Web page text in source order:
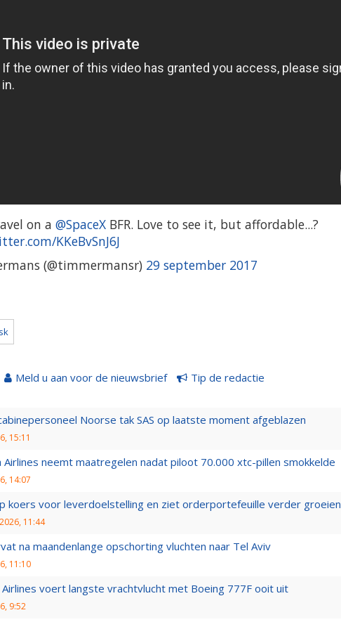
on a @SpaceX BFR. Love to see it, but affordable...?
KKeBvSnJ6J
(@timmermansr) 29 september 2017
Meld u aan voor de nieuwsbrief Tip de redactie
Noorse tak SAS op laatste moment afgeblazen
15:11
Airlines neemt maatregelen nadat piloot 70.000 xtc-pillen smokkelde
14:07
koers voor leverdoelstelling en ziet orderportefeuille verder groeien
11:44
na maandenlange opschorting vluchten naar Tel Aviv
11:10
Airlines voert langste vrachtvlucht met Boeing 777F ooit uit
9:52